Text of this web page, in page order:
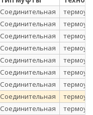
Соединительная
Соединительная
Соединительная
Соединительная
Соединительная
Соединительная
Соединительная
Соединительная
Соединительная